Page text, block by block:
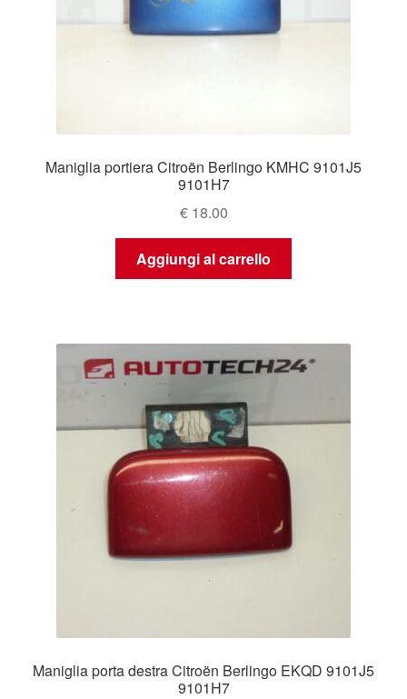
Maniglia portiera Citroën Berlingo KMHC 9101J5
9101H7
€18.00
Aggiungi al carrello
Maniglia porta destra Citroën Berlingo EKQD 9101J5
9101H7